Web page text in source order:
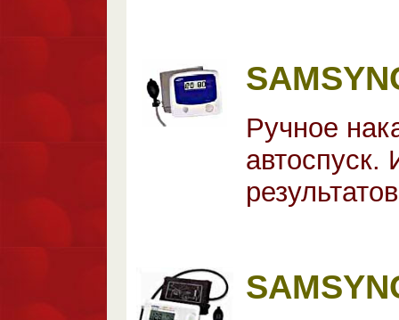
Ручное
автоспуск.